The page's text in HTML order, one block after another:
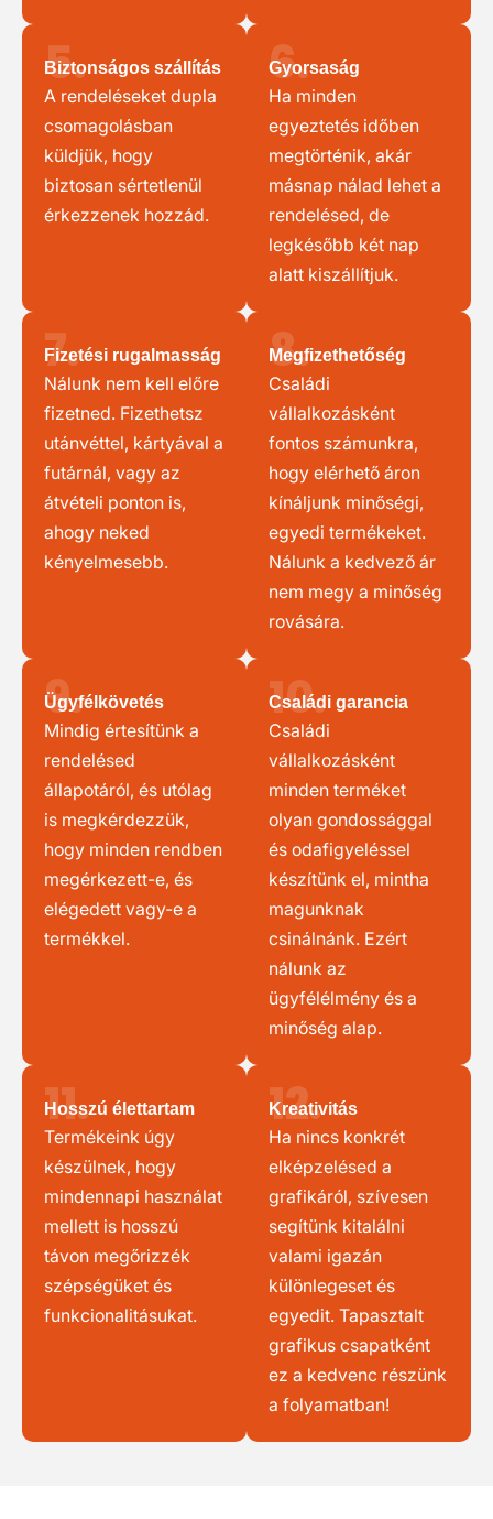
5.
Biztonságos szállítás
A rendeléseket dupla
csomagolásban
küldjük, hogy
biztosan sértetlenül
érkezzenek hozzád.
6.
Gyorsaság
Ha minden
egyeztetés időben
megtörténik, akár
másnap nálad lehet a
rendelésed, de
legkésőbb két nap
alatt kiszállítjuk.
7.
Fizetési rugalmasság
Nálunk nem kell előre
fizetned. Fizethetsz
utánvéttel, kártyával a
futárnál, vagy az
átvételi ponton is,
ahogy neked
kényelmesebb.
8.
Megfizethetőség
Családi
vállalkozásként
fontos számunkra,
hogy elérhető áron
kínáljunk minőségi,
egyedi termékeket.
Nálunk a kedvező ár
nem megy a minőség
rovására.
9.
Ügyfélkövetés
Mindig értesítünk a
rendelésed
állapotáról, és utólag
is megkérdezzük,
hogy minden rendben
megérkezett-e, és
elégedett vagy-e a
termékkel.
10.
Családi garancia
Családi
vállalkozásként
minden terméket
olyan gondossággal
és odafigyeléssel
készítünk el, mintha
magunknak
csinálnánk. Ezért
nálunk az
ügyfélélmény és a
minőség alap.
11.
Hosszú élettartam
Termékeink úgy
készülnek, hogy
mindennapi használat
mellett is hosszú
távon megőrizzék
szépségüket és
funkcionalitásukat.
12.
Kreativitás
Ha nincs konkrét
elképzelésed a
grafikáról, szívesen
segítünk kitalálni
valami igazán
különlegeset és
egyedit. Tapasztalt
grafikus csapatként
ez a kedvenc részünk
a folyamatban!